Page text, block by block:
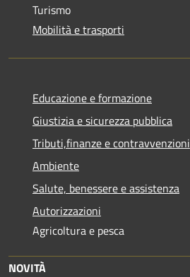
Turismo
Mobilità e trasporti
Educazione e formazione
Giustizia e sicurezza pubblica
Tributi,finanze e contravvenzioni
Ambiente
Salute, benessere e assistenza
Autorizzazioni
Agricoltura e pesca
NOVITÀ